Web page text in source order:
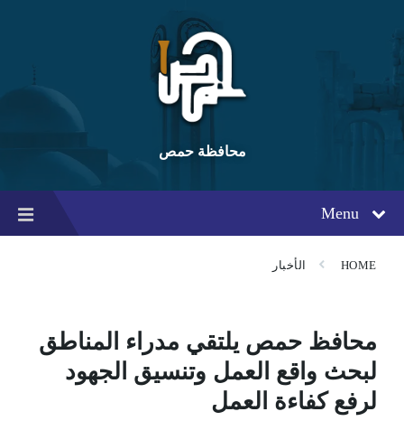
content
main
navigation
footer
محافظة حمص
Menu
HOME الأخبار
محافظ حمص يلتقي مدراء المناطق
لبحث واقع العمل وتنسيق الجهود
لرفع كفاءة العمل